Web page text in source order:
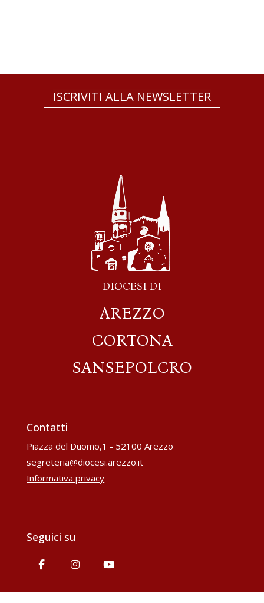
ISCRIVITI ALLA NEWSLETTER
DIOCESI DI
AREZZO
CORTONA
SANSEPOLCRO
Contatti
Piazza del Duomo,1 - 52100 Arezzo
segreteria@diocesi.arezzo.it
Informativa privacy
Seguici su